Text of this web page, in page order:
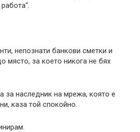
непознати банкови сметки и
място, за което никога не бях
за наследник на мрежа, която е
каза той спокойно.